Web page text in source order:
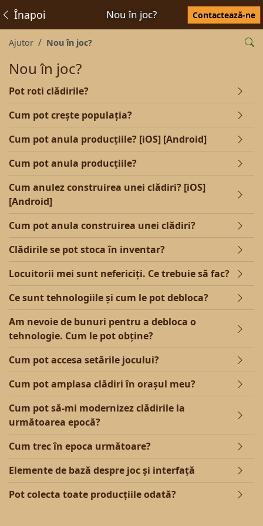
Nou în joc?
Înapoi Contactează-ne
Ajutor Nou în joc?
Nou în joc?
Pot roti clădirile?
Cum pot crește populația?
Cum pot anula producțiile? [iOS] [Android]
Cum pot anula producțiile?
Cum anulez construirea unei clădiri? [iOS]
[Android]
Cum pot anula construirea unei clădiri?
Clădirile se pot stoca în inventar?
Locuitorii mei sunt nefericiți. Ce trebuie să fac?
Ce sunt tehnologiile și cum le pot debloca?
Am nevoie de bunuri pentru a debloca o
tehnologie. Cum le pot obține?
Cum pot accesa setările jocului?
Cum pot amplasa clădiri în orașul meu?
Cum pot să-mi modernizez clădirile la
următoarea epocă?
Cum trec în epoca următoare?
Elemente de bază despre joc și interfață
Pot colecta toate producțiile odată?